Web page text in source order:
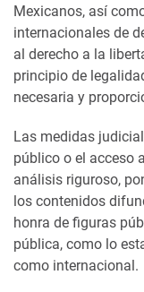
Mexicanos, así
internacionales de
al derecho a la
principio de
necesaria y
Las medidas
público o el acceso
análisis riguroso,
los contenidos
honra de figuras
pública, como lo
como internacional.